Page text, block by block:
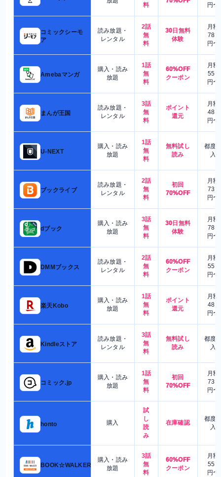
料
円〜
コミックシーモ
ア
読み放題・
レンタル
2話
無
料
30日無料
体験
月額
780
円〜
Amebaマンガ
購入・読み
放題
1話
無
料
60%OFF
クーポン
月額
550
円〜
まんが王国
読み放題・
レンタル
3話
無
料
ポイント
還元
月額
480
円〜
U-NEXT
購入・読み
放題
1話
無
料
無料試し
読み
都度
入
ブックライブ
読み放題・
レンタル
2話
無
料
初回
70%OFF
月額
730
円〜
dブック
購入・読み
放題
3話
無
料
30日無料
体験
月額
780
円〜
DMMブックス
読み放題・
レンタル
2話
無
料
60%OFF
クーポン
月額
550
円〜
楽天Kobo
購入・読み
放題
1話
無
料
ポイント
還元
月額
480
円〜
Kindleストア
読み放題・
レンタル
3話
無
料
無料試し
読み
都度
入
コミック.jp
購入・読み
放題
1話
無
料
初回
70%OFF
月額
730
円〜
honto 購入
試
し
読
み
在庫確認
都度
入
BOOK☆WALKER
購入・読み
放題
3話
無
料
60%OFF
クーポン
月額
550
円〜